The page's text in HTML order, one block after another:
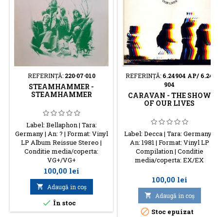
REFERINŢĂ: 220·07·010
STEAMHAMMER -
STEAMHAMMER
Label: Bellaphon | Tara:
Germany | An: ? | Format: Vinyl
LP Album Reissue Stereo |
Conditie media/coperta:
VG+/VG+
Preţ
100,00 lei
 Adaugă in coş
 În stoc
REFERINŢĂ: 6.24904 AP/ 6.24
904
CARAVAN - THE SHOW
OF OUR LIVES
Label: Decca | Tara: Germany |
An: 1981 | Format: Vinyl LP
Compilation | Conditie
media/coperta: EX/EX
Preţ
100,00 lei
 Adaugă in coş
 Stoc epuizat